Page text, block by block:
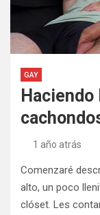
GAY
1 año atrás
Comenzaré
alto, un poco
clóset. Les